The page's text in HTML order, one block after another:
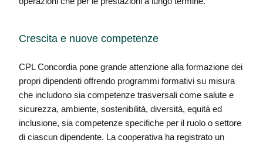
Crescita e nuove competenze
CPL Concordia pone grande attenzione alla formazione dei
propri dipendenti offrendo programmi formativi su misura
che includono sia competenze trasversali come salute e
sicurezza, ambiente, sostenibilità, diversità, equità ed
inclusione, sia competenze specifiche per il ruolo o settore
di ciascun dipendente. La cooperativa ha registrato un